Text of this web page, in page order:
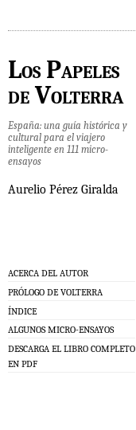
Los Papeles
de Volterra
España: una guía histórica y
cultural para el viajero
inteligente en 111 micro-
ensayos
Aurelio Pérez Giralda
ACERCA DEL AUTOR
PRÓLOGO DE VOLTERRA
ÍNDICE
ALGUNOS MICRO-ENSAYOS
DESCARGA EL LIBRO COMPLETO
EN PDF